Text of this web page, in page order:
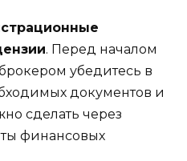
. Перед началом
убедитесь в
документов и
сделать через
финансовых